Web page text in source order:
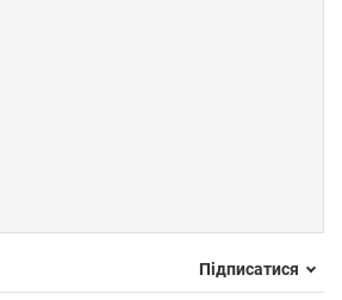
Підписатися